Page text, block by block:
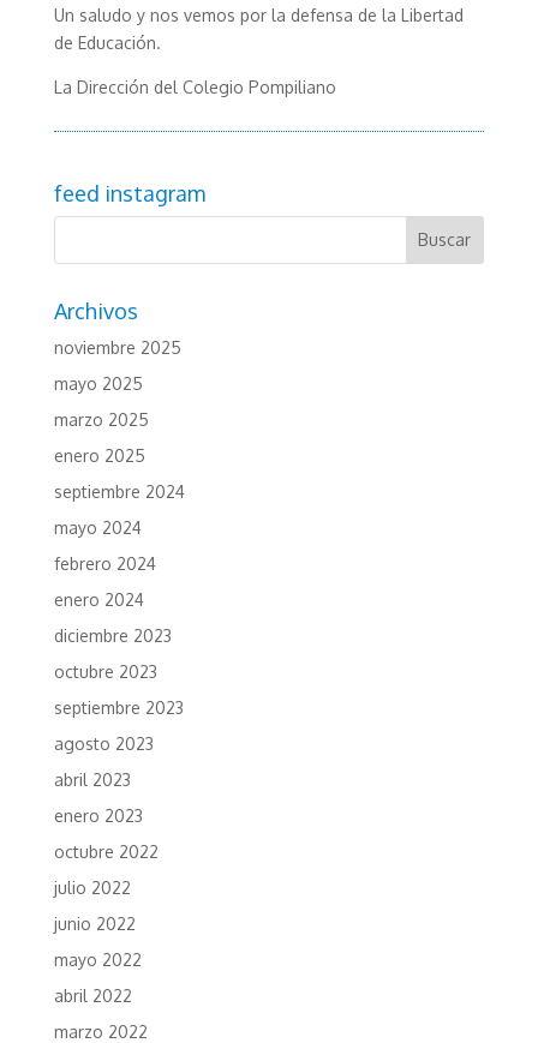
Un saludo y nos vemos por la defensa de la Libertad
de Educación.
La Dirección del Colegio Pompiliano
feed instagram
Archivos
noviembre 2025
mayo 2025
marzo 2025
enero 2025
septiembre 2024
mayo 2024
febrero 2024
enero 2024
diciembre 2023
octubre 2023
septiembre 2023
agosto 2023
abril 2023
enero 2023
octubre 2022
julio 2022
junio 2022
mayo 2022
abril 2022
marzo 2022